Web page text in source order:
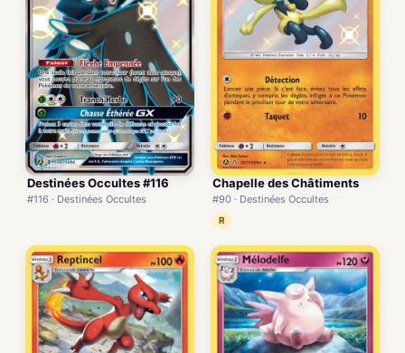
Destinées Occultes #116
#116 · Destinées Occultes
Chapelle des Châtiments
#90 · Destinées Occultes
R